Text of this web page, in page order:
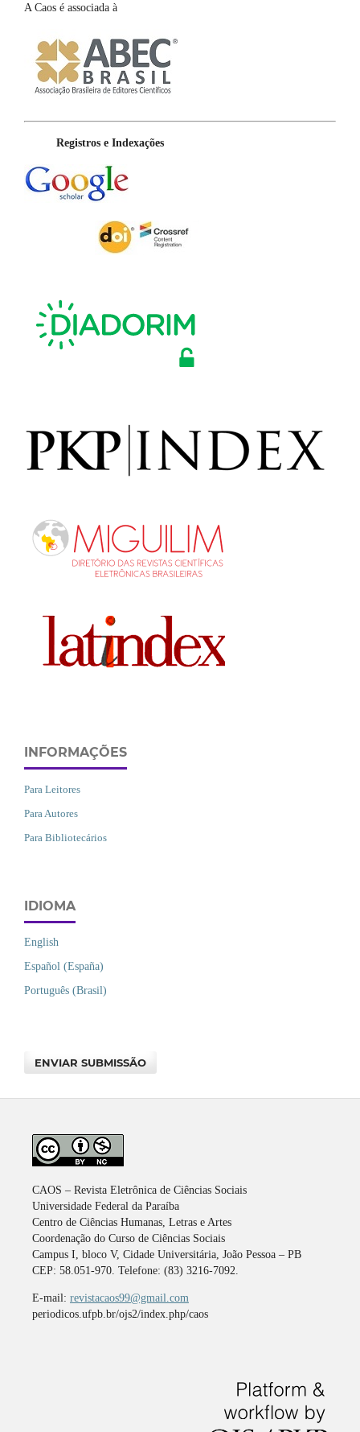
A Caos é associada à
Registros e Indexações
INFORMAÇÕES
Para Leitores
Para Autores
Para Bibliotecários
IDIOMA
English
Español (España)
Português (Brasil)
ENVIAR SUBMISSÃO
CAOS – Revista Eletrônica de Ciências Sociais
Universidade Federal da Paraíba
Centro de Ciências Humanas, Letras e Artes
Coordenação do Curso de Ciências Sociais
Campus I, bloco V, Cidade Universitária, João Pessoa – PB
CEP: 58.051-970. Telefone: (83) 3216-7092.
E-mail: revistacaos99@gmail.com
periodicos.ufpb.br/ojs2/index.php/caos